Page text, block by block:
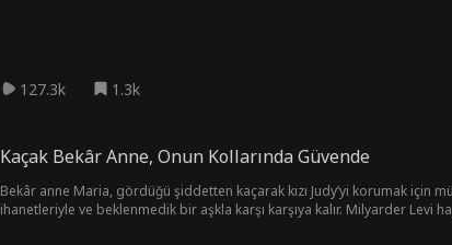
127.3k 1.3k
Kaçak Bekâr Anne, Onun Kollarında Güvende
Bekâr anne Maria, gördüğü şiddetten kaçarak kızı Judy’yi korumak
ihanetleriyle ve beklenmedik bir aşkla karşı karşıya kalır. Milyarder Levi